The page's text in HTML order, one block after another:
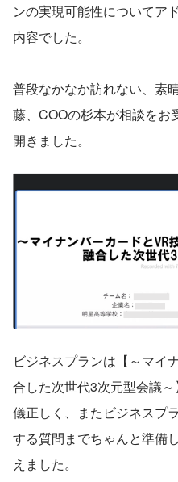
ンの実現可能性についてア
内容でした。
普段なかなか訪れない、素
藤、COOの杉本が相談をお
開きました。
ビジネスプランは【～マイ
合した次世代3次元型会議
儀正しく、またビジネスプ
する質問までちゃんと準備
えました。